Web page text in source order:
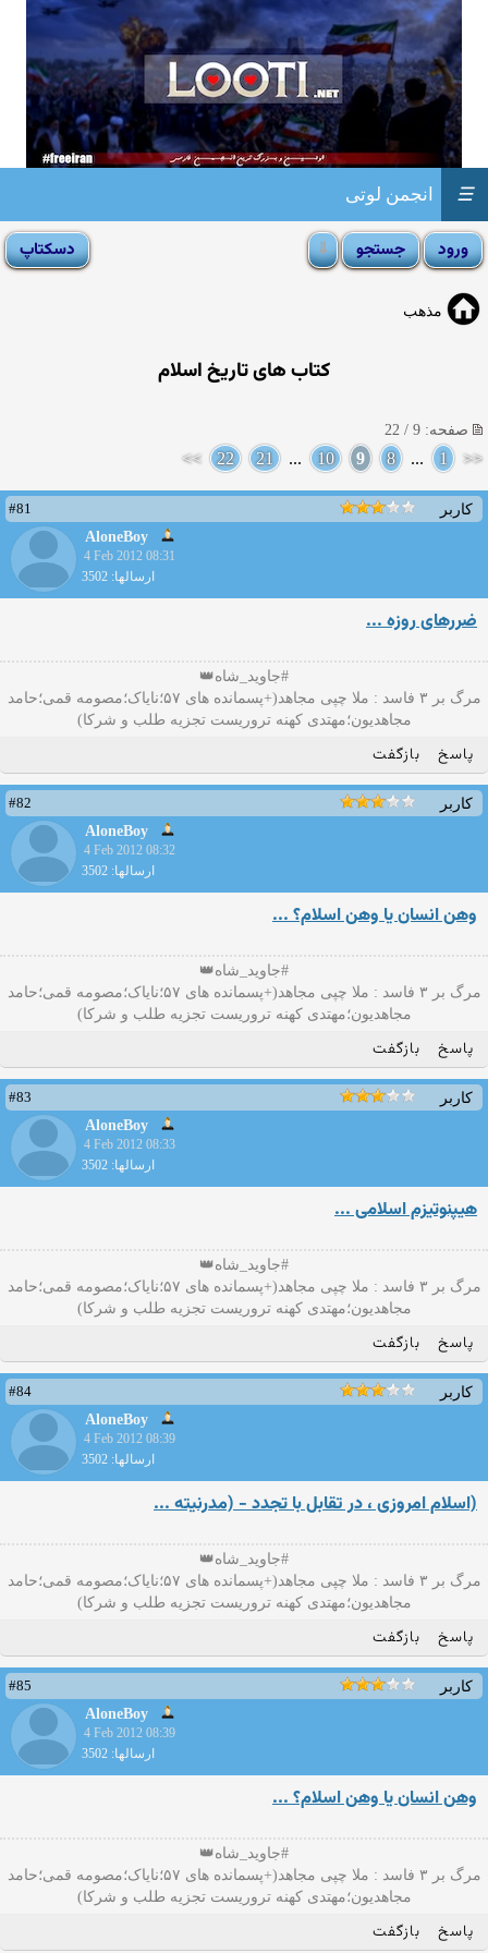
انجمن لوتی ☰
مذهب
کتاب های تاریخ اسلام
صفحه: 9 / 22
<<
1
...
8
9
10
...
21
22
>>
کاربر
#81
AloneBoy
4 Feb 2012 08:31
ارسالها: 3502
ضررهای روزه ...
#جاوید_شاه👑
مرگ بر ۳ فاسد : ملا چپی مجاهد(+پسمانده های ۵۷؛نایاک؛مصومه قمی؛حامد
مجاهدیون؛مهتدی کهنه تروریست تجزیه طلب و شرکا)
پاسخ بازگفت
کاربر
#82
AloneBoy
4 Feb 2012 08:32
ارسالها: 3502
وهن انسان یا وهن اسلام؟ ...
#جاوید_شاه👑
مرگ بر ۳ فاسد : ملا چپی مجاهد(+پسمانده های ۵۷؛نایاک؛مصومه قمی؛حامد
مجاهدیون؛مهتدی کهنه تروریست تجزیه طلب و شرکا)
پاسخ بازگفت
کاربر
#83
AloneBoy
4 Feb 2012 08:33
ارسالها: 3502
هیپنوتیزم اسلامی ...
#جاوید_شاه👑
مرگ بر ۳ فاسد : ملا چپی مجاهد(+پسمانده های ۵۷؛نایاک؛مصومه قمی؛حامد
مجاهدیون؛مهتدی کهنه تروریست تجزیه طلب و شرکا)
پاسخ بازگفت
کاربر
#84
AloneBoy
4 Feb 2012 08:39
ارسالها: 3502
(اسلام امروزی ، در تقابل با تجدد - (مدرنیته ...
#جاوید_شاه👑
مرگ بر ۳ فاسد : ملا چپی مجاهد(+پسمانده های ۵۷؛نایاک؛مصومه قمی؛حامد
مجاهدیون؛مهتدی کهنه تروریست تجزیه طلب و شرکا)
پاسخ بازگفت
کاربر
#85
AloneBoy
4 Feb 2012 08:39
ارسالها: 3502
وهن انسان یا وهن اسلام؟ ...
#جاوید_شاه👑
مرگ بر ۳ فاسد : ملا چپی مجاهد(+پسمانده های ۵۷؛نایاک؛مصومه قمی؛حامد
مجاهدیون؛مهتدی کهنه تروریست تجزیه طلب و شرکا)
پاسخ بازگفت